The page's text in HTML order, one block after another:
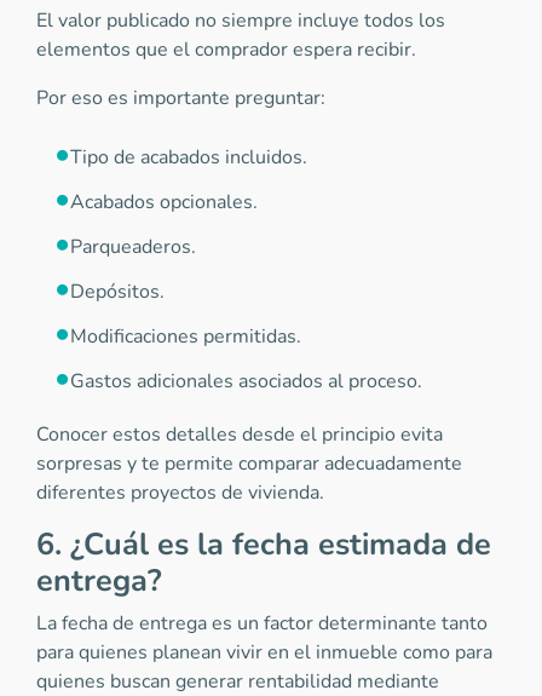
El valor publicado no siempre incluye todos los
elementos que el comprador espera recibir.
Por eso es importante preguntar:
Tipo de acabados incluidos.
Acabados opcionales.
Parqueaderos.
Depósitos.
Modificaciones permitidas.
Gastos adicionales asociados al proceso.
Conocer estos detalles desde el principio evita
sorpresas y te permite comparar adecuadamente
diferentes proyectos de vivienda.
6. ¿Cuál es la fecha estimada de
entrega?
La fecha de entrega es un factor determinante tanto
para quienes planean vivir en el inmueble como para
quienes buscan generar rentabilidad mediante